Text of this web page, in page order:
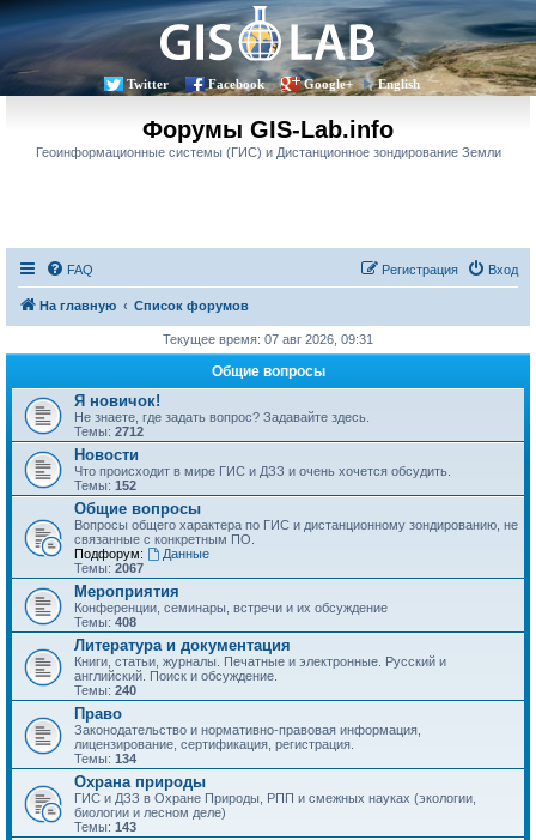
Twitter Facebook Google+ English
Форумы GIS-Lab.info
Геоинформационные системы (ГИС) и Дистанционное зондирование Земли
FAQ Вход
Регистрация
На главную Список форумов
Текущее время: 07 авг 2026, 09:31
Общие вопросы
Я новичок!
Не знаете, где задать вопрос? Задавайте здесь.
Темы: 2712
Новости
Что происходит в мире ГИС и ДЗЗ и очень хочется обсудить.
Темы: 152
Общие вопросы
Вопросы общего характера по ГИС и дистанционному зондированию, не
связанные с конкретным ПО.
Подфорум:
Данные
Темы: 2067
Мероприятия
Конференции, семинары, встречи и их обсуждение
Темы: 408
Литература и документация
Книги, статьи, журналы. Печатные и электронные. Русский и
английский. Поиск и обсуждение.
Темы: 240
Право
Законодательство и нормативно-правовая информация,
лицензирование, сертификация, регистрация.
Темы: 134
Охрана природы
ГИС и ДЗЗ в Охране Природы, РПП и смежных науках (экологии,
биологии и лесном деле)
Темы: 143